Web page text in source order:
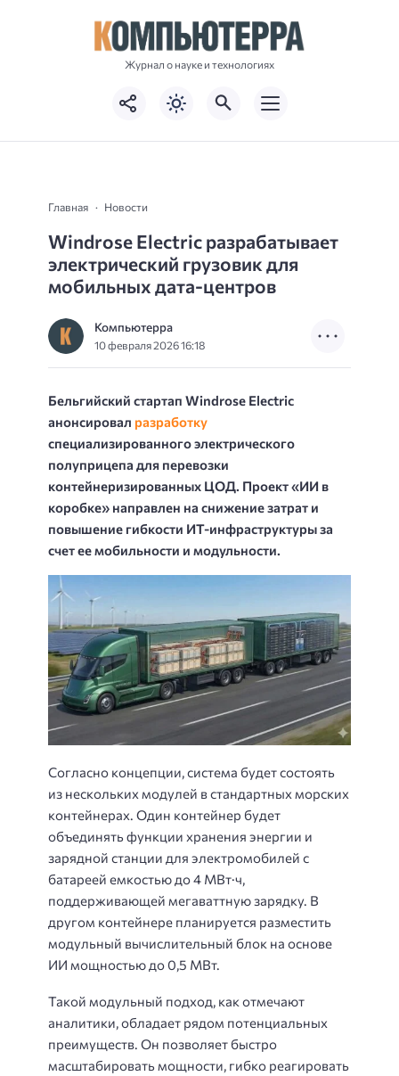
Журнал о науке и технологиях
Главная Новости
Windrose Electric разрабатывает
электрический грузовик для
мобильных дата-центров
Компьютерра
10 февраля 2026 16:18
Бельгийский стартап Windrose Electric
анонсировал разработку
специализированного электрического
полуприцепа для перевозки
контейнеризированных ЦОД. Проект «ИИ в
коробке» направлен на снижение затрат и
повышение гибкости ИТ-инфраструктуры за
счет ее мобильности и модульности.
Согласно концепции, система будет состоять
из нескольких модулей в стандартных морских
контейнерах. Один контейнер будет
объединять функции хранения энергии и
зарядной станции для электромобилей с
батареей емкостью до 4 МВт·ч,
поддерживающей мегаваттную зарядку. В
другом контейнере планируется разместить
модульный вычислительный блок на основе
ИИ мощностью до 0,5 МВт.
Такой модульный подход, как отмечают
аналитики, обладает рядом потенциальных
преимуществ. Он позволяет быстро
масштабировать мощности, гибко реагировать